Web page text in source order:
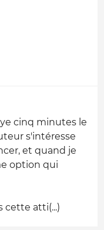
cinq minutes le
s'intéresse
et quand je
option qui
cette atti(...)